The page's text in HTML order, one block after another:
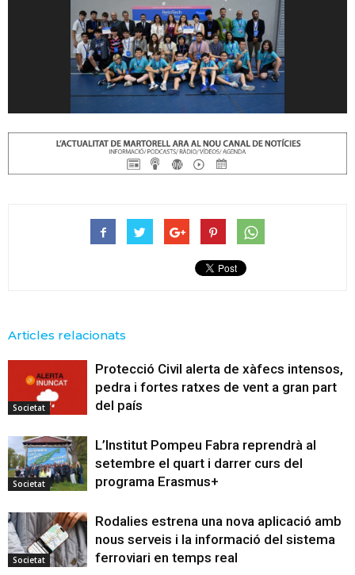
Articles relacionats
Societat
Protecció Civil alerta de xàfecs intensos,
pedra i fortes ratxes de vent a gran part
del país
Societat
L’Institut Pompeu Fabra reprendrà al
setembre el quart i darrer curs del
programa Erasmus+
Societat
Rodalies estrena una nova aplicació amb
nous serveis i la informació del sistema
ferroviari en temps real